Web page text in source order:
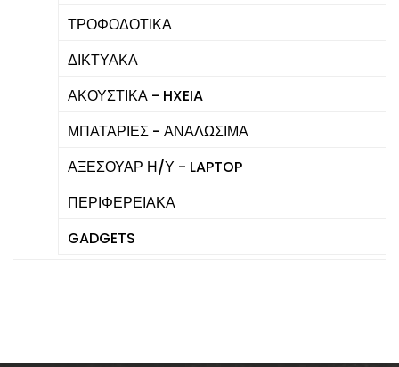
ΤΡΟΦΟΔΟΤΙΚΑ
ΔΙΚΤΥΑΚΑ
ΑΚΟΥΣΤΙΚΑ - HXEIA
ΜΠΑΤΑΡΙΕΣ - ΑΝΑΛΩΣΙΜΑ
ΑΞΕΣΟΥΑΡ Η/Υ - LAPTOP
ΠΕΡΙΦΕΡΕΙΑΚΑ
GADGETS